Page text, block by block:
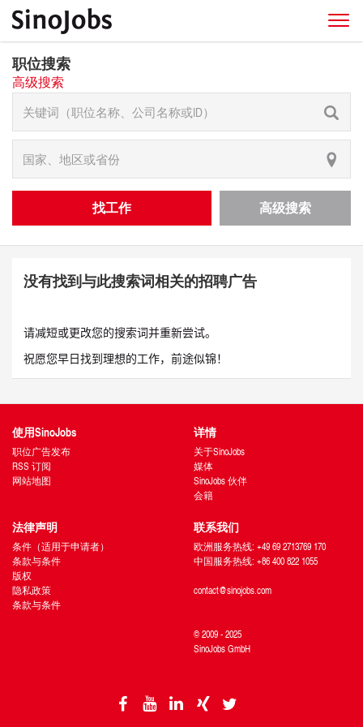
职位搜索
高级搜索
找工作 高级搜索
没有找到与此搜索词相关的招聘广告
请减短或更改您的搜索词并重新尝试。
祝愿您早日找到理想的工作，前途似锦！
使用SinoJobs
职位广告发布
RSS 订阅
网站地图
详情
关于SinoJobs
媒体
SinoJobs 伙伴
会籍
法律声明
条件（适用于申请者）
条款与条件
版权
隐私政策
条款与条件
联系我们
欧洲服务热线: +49 69 2713769 170
中国服务热线: +86 400 822 1055
contact@sinojobs.com
© 2009 - 2025
SinoJobs GmbH